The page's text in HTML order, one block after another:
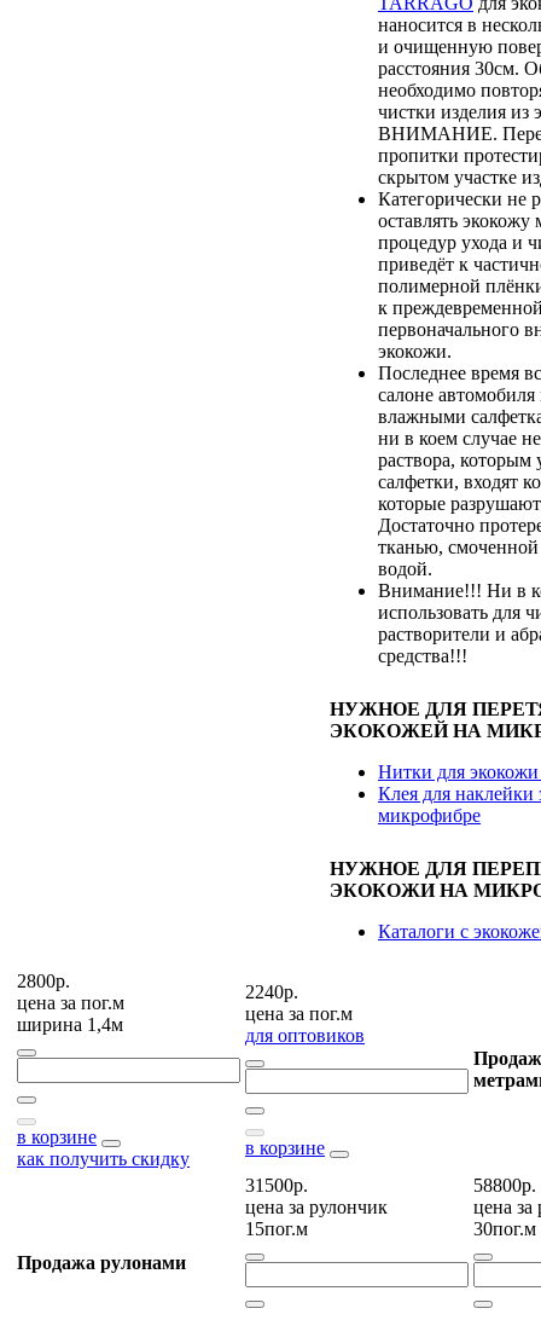
наносится в
и очищенную
расстояния 30см.
необходимо
чистки изделия из
ВНИМАНИЕ.
пропитки
скрытом участке
Категорически не
оставлять экокожу
процедур ухода и
приведёт к
полимерной
к
первоначального
экокожи.
Последнее время
салоне
влажными
ни в коем случае
раствора,
салфетки, входят
которые
Достаточно
тканью,
водой.
Внимание!!! Ни в
использовать для
растворители и
средства!!!
НУЖНОЕ ДЛЯ
ЭКОКОЖЕЙ НА
Нитки для
Клея для наклейки
микрофибре
НУЖНОЕ ДЛЯ
ЭКОКОЖИ НА
Каталоги с
2800р.
цена за пог.м
ширина 1,4м
в корзине
как получить скидку
2240р.
цена за пог.м
для оптовиков
в корзине
Продажа рулонами
31500р.
цена за рулончик
15пог.м
58800р.
цена за
30пог.м